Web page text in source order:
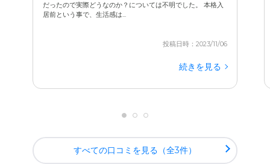
だったので実際どうなのか？については不明でした。 本格入
居前という事で、生活感は...
投稿日時：2023/11/06
続きを見る
すべての口コミを見る（全3件）